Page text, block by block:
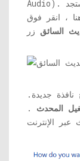
Audio). يظهر مربع جديد. في الجزء العلوي ، ستجد
، انقر فوق
السائق
جديدة.
المحدث .